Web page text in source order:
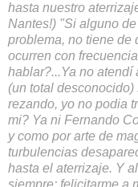
hasta nuestro
Nantes!) "Si alguno
problema, no tiene de
ocurren con
hablar?...Ya no atendí
(un total
rezando, yo no podia
mi? Ya ni Fernando
y como por arte de
turbulencias
hasta el aterrizaje. Y
siempre: felicitarme a